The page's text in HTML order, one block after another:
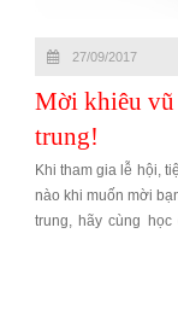
27/09/2017
Mời khiêu vũ
trung!
Khi tham gia lễ hội,
nào khi muốn mời
trung, hãy cùng